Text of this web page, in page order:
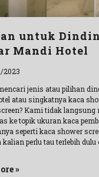
untuk
Mandi Hotel
2023
jenis atau pilihan
atau singkatnya kaca
Kami tidak langsung
ke topik ukuran kaca
seperti kaca shower
kalian perlu tau terlebih dulu
»